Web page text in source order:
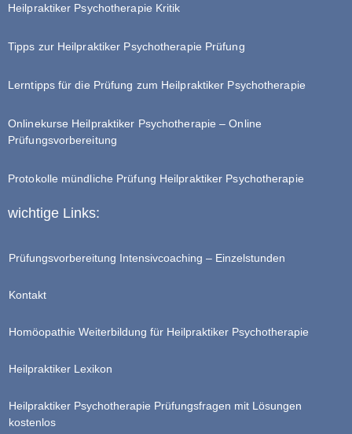
Heilpraktiker Psychotherapie Kritik
Tipps zur Heilpraktiker Psychotherapie Prüfung
Lerntipps für die Prüfung zum Heilpraktiker Psychotherapie
Onlinekurse Heilpraktiker Psychotherapie – Online
Prüfungsvorbereitung
Protokolle mündliche Prüfung Heilpraktiker Psychotherapie
wichtige Links:
Prüfungsvorbereitung Intensivcoaching – Einzelstunden
Kontakt
Homöopathie Weiterbildung für Heilpraktiker Psychotherapie
Heilpraktiker Lexikon
Heilpraktiker Psychotherapie Prüfungsfragen mit Lösungen
kostenlos